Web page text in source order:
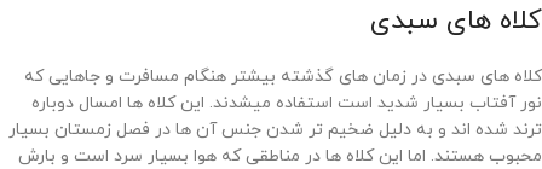
کلاه های سبدی
کلاه های سبدی در زمان های گذشته بیشتر هنگام مسافرت و جاهایی که
نور آفتاب بسیار شدید است استفاده میشدند. این کلاه ها امسال دوباره
ترند شده اند و به دلیل ضخیم تر شدن جنس آن ها در فصل زمستان بسیار
محبوب هستند. اما این کلاه ها در مناطقی که هوا بسیار سرد است و بارش